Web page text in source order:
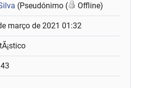
(Pseudónimo ( Offline)
março de 2021 01:32
43